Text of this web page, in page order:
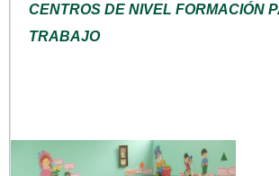
CENTROS DE NIVEL FORMACIÓN
TRABAJO